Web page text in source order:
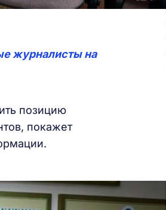
журналисты на
позицию
покажет